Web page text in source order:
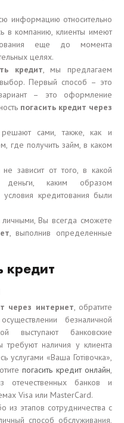
информацию относительно
в компанию, клиенты имеют
еще до момента
целях.
кредит, мы предлагаем
Первый способ – это
– это оформление
погасить кредит через
сами, также, как и
где получить займ, в каком
зависит от того, в какой
каким образом
кредитования были
Вы всегда сможете
, выполнив определенные
кредит
через интернет, обратите
безналичной
выступают банковские
требуют наличия у клиента
услугами «Ваша Готівочка»,
погасить кредит онлайн,
банков и
Visa или MasterCard.
из этапов сотрудничества с
способ обслуживания,